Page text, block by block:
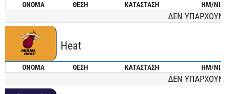
ONOMA ΘΕΣΗ ΚΑΤΑΣΤΑΣΗ ΗΜ/ΝΙΑ
ΔΕΝ ΥΠΑΡΧΟΥΝ
Heat
ONOMA ΘΕΣΗ ΚΑΤΑΣΤΑΣΗ ΗΜ/ΝΙΑ
ΔΕΝ ΥΠΑΡΧΟΥΝ